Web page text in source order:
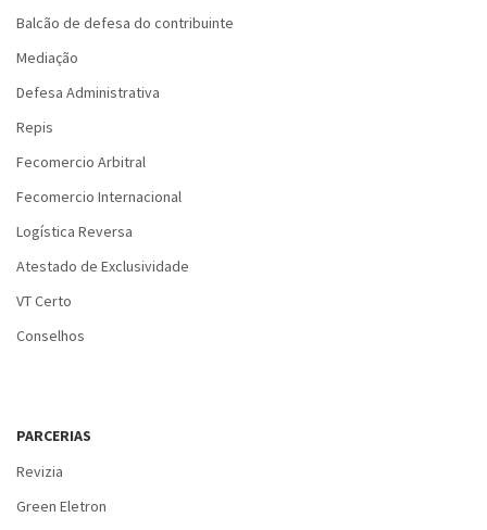
Balcão de defesa do contribuinte
Mediação
Defesa Administrativa
Repis
Fecomercio Arbitral
Fecomercio Internacional
Logística Reversa
Atestado de Exclusividade
VT Certo
Conselhos
PARCERIAS
Revizia
Green Eletron